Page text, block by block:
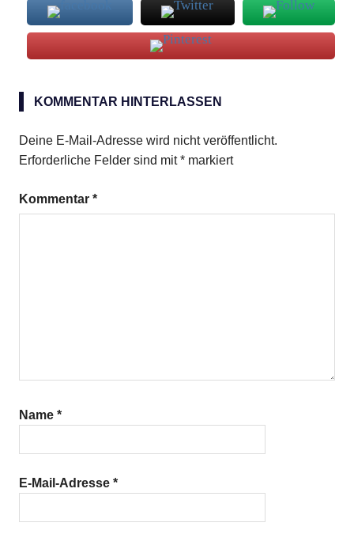
Walnüsse
Bananen
Weizenkleie
KOMMENTAR HINTERLASSEN
Deine E-Mail-Adresse wird nicht veröffentlicht.
Erforderliche Felder sind mit* markiert
Kommentar *
Name *
E-Mail-Adresse *